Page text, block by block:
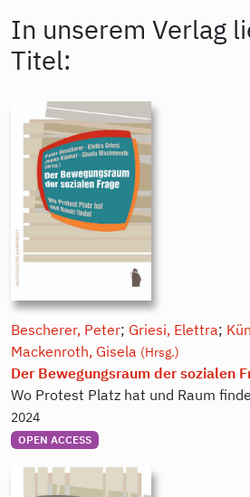
In unserem Verlag
Titel:
Bescherer, Peter; Griesi, Elettra;
Mackenroth, Gisela (Hrsg.)
Der Bewegungsraum der sozialen
Wo Protest Platz hat und Raum
2024
OPEN ACCESS